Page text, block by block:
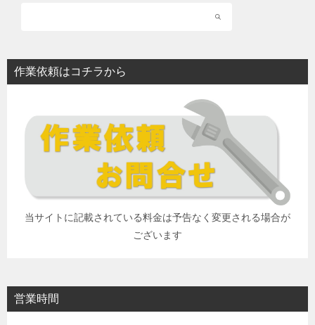
作業依頼はコチラから
当サイトに記載されている料金は予告なく変更される場合が
ございます
営業時間